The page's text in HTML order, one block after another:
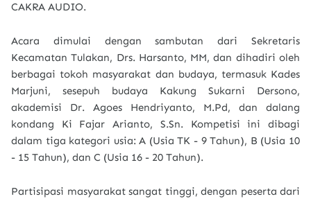
CAKRA AUDIO.
Acara dimulai dengan sambutan dari Sekretaris
Kecamatan Tulakan, Drs. Harsanto, MM, dan dihadiri oleh
berbagai tokoh masyarakat dan budaya, termasuk Kades
Marjuni, sesepuh budaya Kakung Sukarni Dersono,
akademisi Dr. Agoes Hendriyanto, M.Pd, dan dalang
kondang Ki Fajar Arianto, S.Sn. Kompetisi ini dibagi
dalam tiga kategori usia: A (Usia TK - 9 Tahun), B (Usia 10
- 15 Tahun), dan C (Usia 16 - 20 Tahun).
Partisipasi masyarakat sangat tinggi, dengan peserta dari